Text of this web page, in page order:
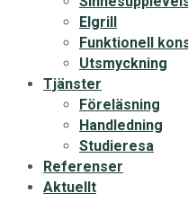
Elgrill
Funktionell
Utsmyckning
Tjänster
Föreläsning
Handledning
Studieresa
Referenser
Aktuellt